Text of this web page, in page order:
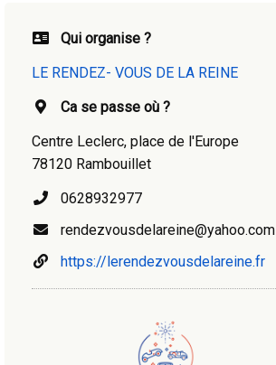
Qui organise ?
LE RENDEZ- VOUS DE LA REINE
Ca se passe où ?
Centre Leclerc, place de l'Europe
78120 Rambouillet
0628932977
rendezvousdelareine@yahoo.com
https://lerendezvousdelareine.fr